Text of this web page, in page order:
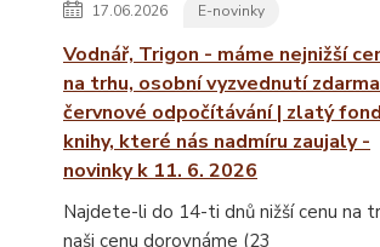
17.06.2026 E-novinky
Vodnář, Trigon - máme nejnižší
na trhu, osobní vyzvednutí
červnové odpočítávání | zlatý
knihy, které nás nadmíru zaujaly -
novinky k 11. 6. 2026
Najdete-li do 14-ti dnů nižší cenu na
naši cenu dorovnáme (23